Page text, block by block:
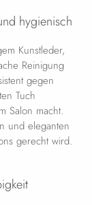
hygienisch
Kunstleder,
Reinigung
gegen
Tuch
Salon macht.
und eleganten
gerecht wird.